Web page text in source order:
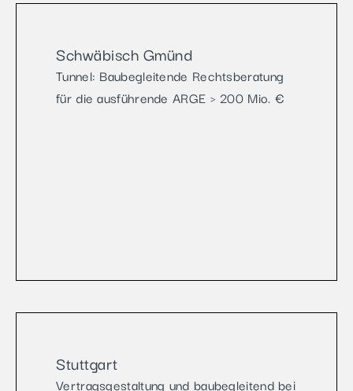
Schwäbisch Gmünd
Tunnel: Baubegleitende Rechtsberatung
für die ausführende ARGE > 200 Mio. €
Stuttgart
Vertragsgestaltung und baubegleitend bei